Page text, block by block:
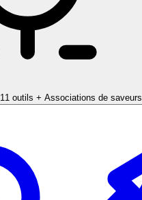
11 outils + Associations de saveurs